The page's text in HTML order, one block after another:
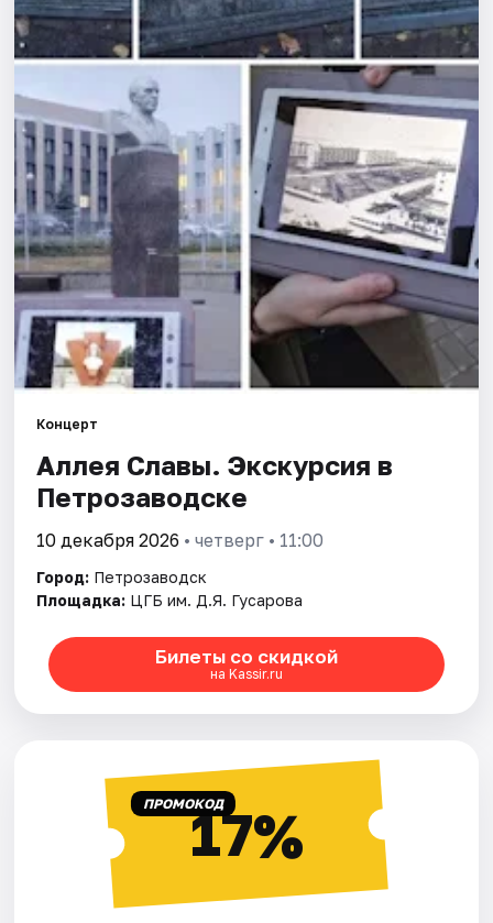
Города
Площадки
Артисты
Рейтинги
Концерт
Аллея Славы. Экскурсия в
Петрозаводске
10 декабря 2026 • четверг • 11:00
Город: Петрозаводск
Площадка: ЦГБ им. Д.Я. Гусарова
Билеты со скидкой
на Kassir.ru
ПРОМОКОД17%